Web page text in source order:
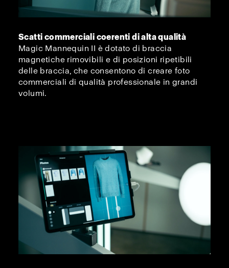
Scatti commerciali coerenti di alta qualità
Magic Mannequin II è dotato di braccia
magnetiche rimovibili e di posizioni ripetibili
delle braccia, che consentono di creare foto
commerciali di qualità professionale in grandi
volumi.